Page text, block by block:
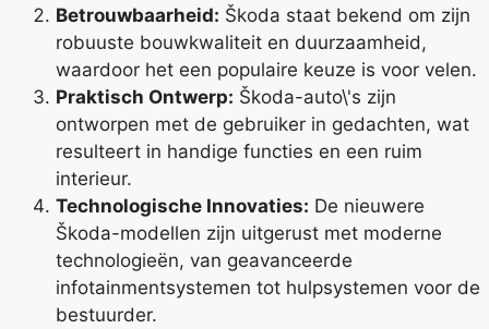
Betrouwbaarheid: Škoda staat bekend om zijn
robuuste bouwkwaliteit en duurzaamheid,
waardoor het een populaire keuze is voor velen.
Praktisch Ontwerp: Škoda-auto\'s zijn
ontworpen met de gebruiker in gedachten, wat
resulteert in handige functies en een ruim
interieur.
Technologische Innovaties: De nieuwere
Škoda-modellen zijn uitgerust met moderne
technologieën, van geavanceerde
infotainmentsystemen tot hulpsystemen voor de
bestuurder.